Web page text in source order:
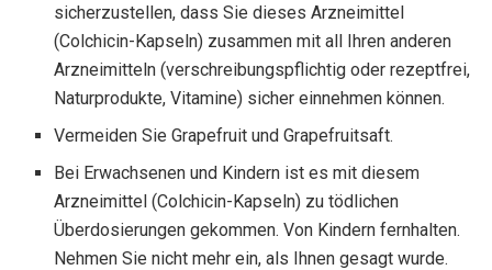
sicherzustellen, dass Sie dieses Arzneimittel
(Colchicin-Kapseln) zusammen mit all Ihren anderen
Arzneimitteln (verschreibungspflichtig oder rezeptfrei,
Naturprodukte, Vitamine) sicher einnehmen können.
Vermeiden Sie Grapefruit und Grapefruitsaft.
Bei Erwachsenen und Kindern ist es mit diesem
Arzneimittel (Colchicin-Kapseln) zu tödlichen
Überdosierungen gekommen. Von Kindern fernhalten.
Nehmen Sie nicht mehr ein, als Ihnen gesagt wurde.